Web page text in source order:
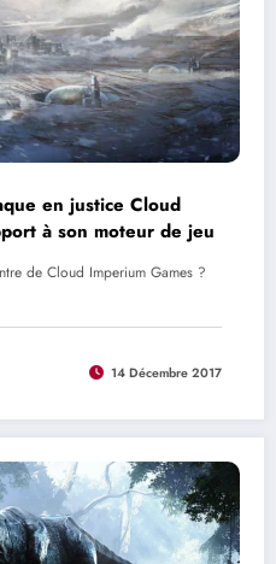
en justice Cloud
à son moteur de jeu
de Cloud Imperium Games ?
14 Décembre 2017